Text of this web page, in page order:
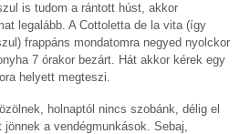
is tudom a rántott húst, akkor
legalább. A Cottoletta de la vita (így
frappáns mondatomra negyed nyolckor
7 órakor bezárt. Hát akkor kérek egy
helyett megteszi.
holnaptól nincs szobánk, délig el
a vendégmunkások. Sebaj,